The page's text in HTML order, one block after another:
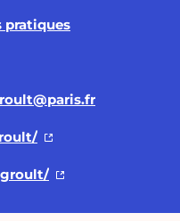
pratiques